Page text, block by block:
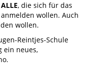
ALLE, die sich für das
anmelden wollen. Auch
wollen.
Reintjes-Schule
ein neues,